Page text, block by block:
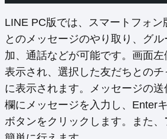
LINE PC版では、スマートフォン
とのメッセージのやり取り、グ
加、通話などが可能です。画面
表示され、選択した友だちとのチ
に表示されます。メッセージの
欄にメッセージを入力し、Enter
ボタンをクリックします。また、